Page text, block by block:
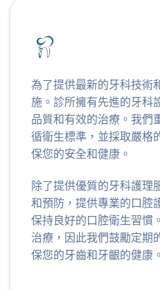
為了提供最新的牙科技術
施。診所擁有先進的牙科
品質和有效的治療。我們
循衛生標準，並採取嚴格
保您的安全和健康。
除了提供優質的牙科護理
和預防，提供專業的口腔
保持良好的口腔衛生習慣
治療，因此我們鼓勵定期
保您的牙齒和牙齦的健康。